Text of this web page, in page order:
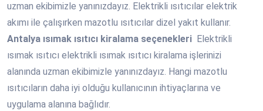
uzman ekibimizle yanınızdayız. Elektrikli ısıtıcılar elektrik
akımı ile çalışırken mazotlu ısıtıcılar dizel yakıt kullanır.
Antalya ısımak ısıtıcı kiralama seçenekleri Elektrikli
ısımak ısıtıcı elektrikli ısımak ısıtıcı kiralama işlerinizi
alanında uzman ekibimizle yanınızdayız. Hangi mazotlu
ısıtıcıların daha iyi olduğu kullanıcının ihtiyaçlarına ve
uygulama alanına bağlıdır.